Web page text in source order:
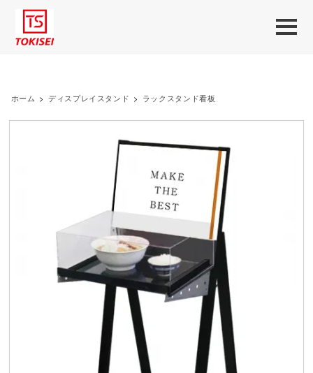
ホーム > ディスプレイスタンド > ラックスタンド看板